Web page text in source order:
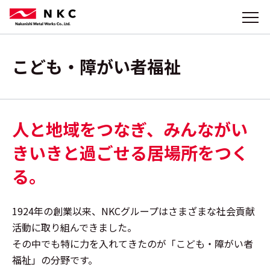
こども・障がい者福祉
人と地域をつなぎ、 みんながい
きいきと過ごせる居場所をつく
る。
1924年の創業以来、NKCグループはさまざまな社会貢献
活動に取り組んできました。
その中でも特に力を入れてきたのが「こども・障がい者
福祉」の分野です。